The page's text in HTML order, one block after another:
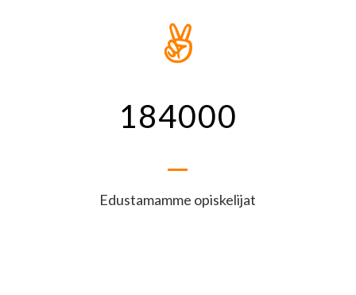

184000
Edustamamme opiskelijat